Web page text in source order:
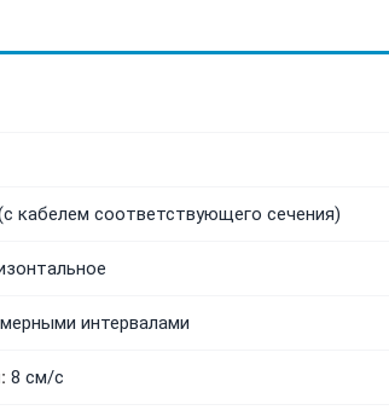
кабелем соответствующего сечения)
интервалами
8 см/с